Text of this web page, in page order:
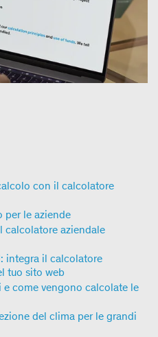
con il calcolatore
per le aziende
calcolatore aziendale
integra il calcolatore
tuo sito web
come vengono calcolate le
del clima per le grandi